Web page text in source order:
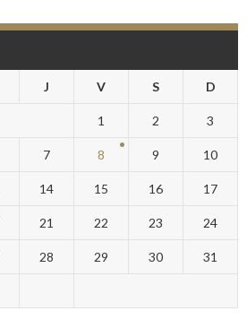
J V S D
1 2 3
7 8 9 10
14 15 16 17
21 22 23 24
28 29 30 31